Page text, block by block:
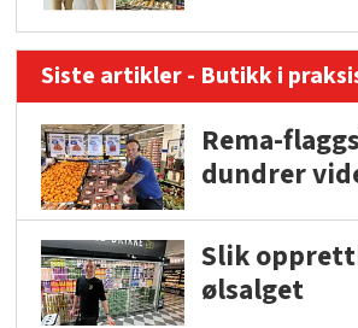
Siste artikler - Butikk i
Rema-
dundrer
Slik
ølsalget